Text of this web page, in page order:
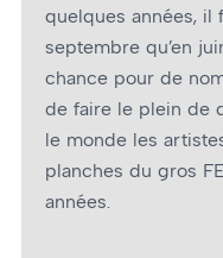
quelques années, il
septembre qu’en
chance pour de
de faire le plein de
le monde les
planches du gros
années.